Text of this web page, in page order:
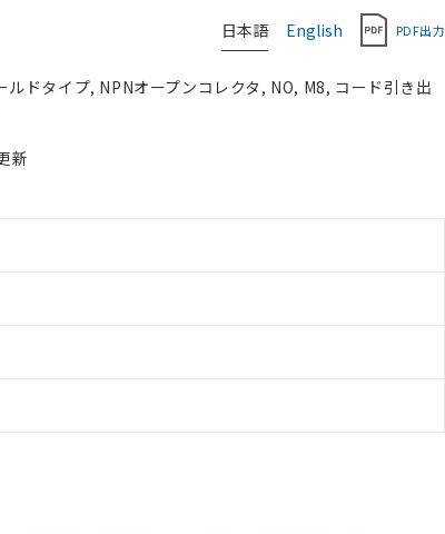
日本語 English PDF出力
ドタイプ, NPNオープンコレクタ, NO, M8, コード引き出
新